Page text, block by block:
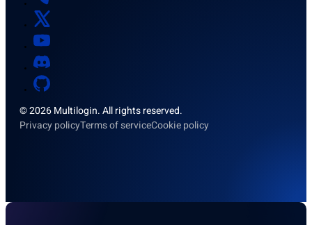
© 2026 Multilogin. All rights reserved.
Privacy policyTerms of serviceCookie policy